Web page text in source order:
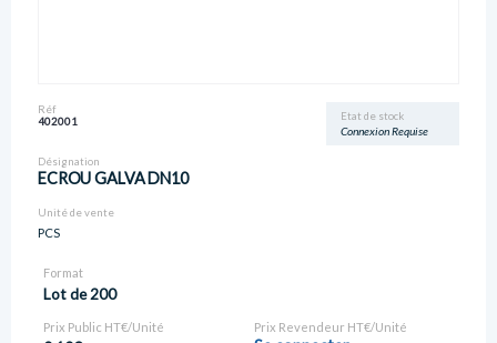
Etat de stock
Connexion Requise
Réf
402001
Désignation
ECROU GALVA DN10
Unité de vente
PCS
Format
Lot de 200
Prix Public HT€/Unité Prix Revendeur HT€/Unité